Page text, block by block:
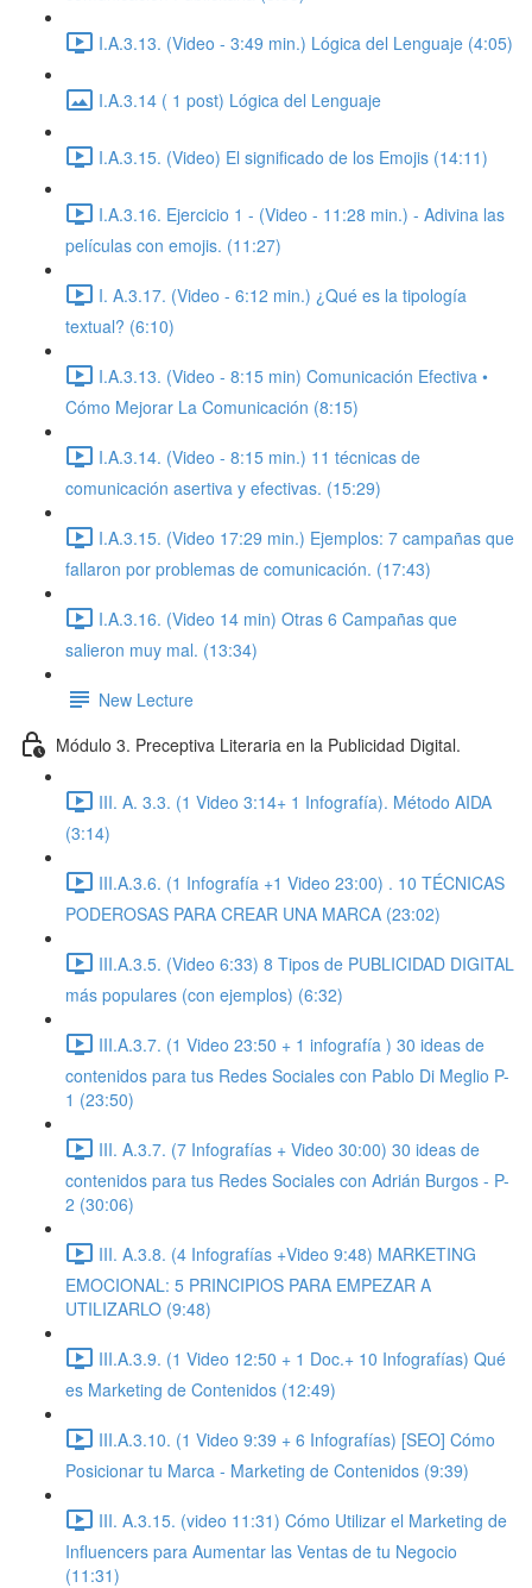
I.A.3.13. (Video - 3:49 min.) Lógica del Lenguaje (4:05)
I.A.3.14 ( 1 post) Lógica del Lenguaje
I.A.3.15. (Video) El significado de los Emojis (14:11)
I.A.3.16. Ejercicio 1 - (Video - 11:28 min.) - Adivina las
películas con emojis. (11:27)
I. A.3.17. (Video - 6:12 min.) ¿Qué es la tipología
textual? (6:10)
I.A.3.13. (Video - 8:15 min) Comunicación Efectiva •
Cómo Mejorar La Comunicación (8:15)
I.A.3.14. (Video - 8:15 min.) 11 técnicas de
comunicación asertiva y efectivas. (15:29)
I.A.3.15. (Video 17:29 min.) Ejemplos: 7 campañas que
fallaron por problemas de comunicación. (17:43)
I.A.3.16. (Video 14 min) Otras 6 Campañas que
salieron muy mal. (13:34)
New Lecture
Módulo 3. Preceptiva Literaria en la Publicidad Digital.
III. A. 3.3. (1 Video 3:14+ 1 Infografía). Método AIDA
(3:14)
III.A.3.6. (1 Infografía +1 Video 23:00) . 10 TÉCNICAS
PODEROSAS PARA CREAR UNA MARCA (23:02)
III.A.3.5. (Video 6:33) 8 Tipos de PUBLICIDAD DIGITAL
más populares (con ejemplos) (6:32)
III.A.3.7. (1 Video 23:50 + 1 infografía ) 30 ideas de
contenidos para tus Redes Sociales con Pablo Di Meglio P-
1 (23:50)
III. A.3.7. (7 Infografías + Video 30:00) 30 ideas de
contenidos para tus Redes Sociales con Adrián Burgos - P-
2 (30:06)
III. A.3.8. (4 Infografías +Video 9:48) MARKETING
EMOCIONAL: 5 PRINCIPIOS PARA EMPEZAR A
UTILIZARLO (9:48)
III.A.3.9. (1 Video 12:50 + 1 Doc.+ 10 Infografías) Qué
es Marketing de Contenidos (12:49)
III.A.3.10. (1 Video 9:39 + 6 Infografías) [SEO] Cómo
Posicionar tu Marca - Marketing de Contenidos (9:39)
III. A.3.15. (video 11:31) Cómo Utilizar el Marketing de
Influencers para Aumentar las Ventas de tu Negocio
(11:31)